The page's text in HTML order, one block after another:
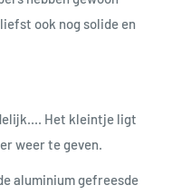
ook nog solide en
Het kleintje ligt
weer te geven.
aluminium gefreesde